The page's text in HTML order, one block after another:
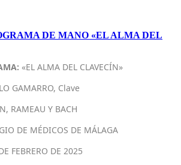
DE MANO «EL ALMA DEL
«EL ALMA DEL CLAVECÍN»
GAMARRO, Clave
RAMEAU Y BACH
DE MÉDICOS DE MÁLAGA
FEBRERO DE 2025